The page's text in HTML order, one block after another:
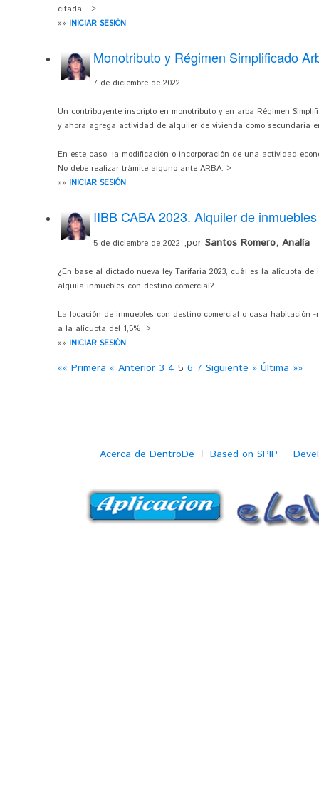
citada... >
»» INICIAR SESIÓN
Monotributo y Régimen Simplificado
7 de diciembre de 2022
Un contribuyente inscripto en monotributo y en arba Régimen
y ahora agrega actividad de alquiler de vivienda como secundaria
En este caso, la modificación o incorporación de una actividad
No debe realizar trámite alguno ante ARBA. >
»» INICIAR SESIÓN
IIBB CABA 2023. Alquiler de
5 de diciembre de 2022 ,por Santos Romero, Analía
¿En base al dictado nueva ley Tarifaria 2023, cuál es la alícuota
alquila inmuebles con destino comercial?
La locación de inmuebles con destino comercial o casa habitación
a la alícuota del 1,5%. >
»» INICIAR SESIÓN
«« Primera « Anterior 3 4 5 6 7 Siguiente » Última »»
Acerca de DentroDe Based on SPIP